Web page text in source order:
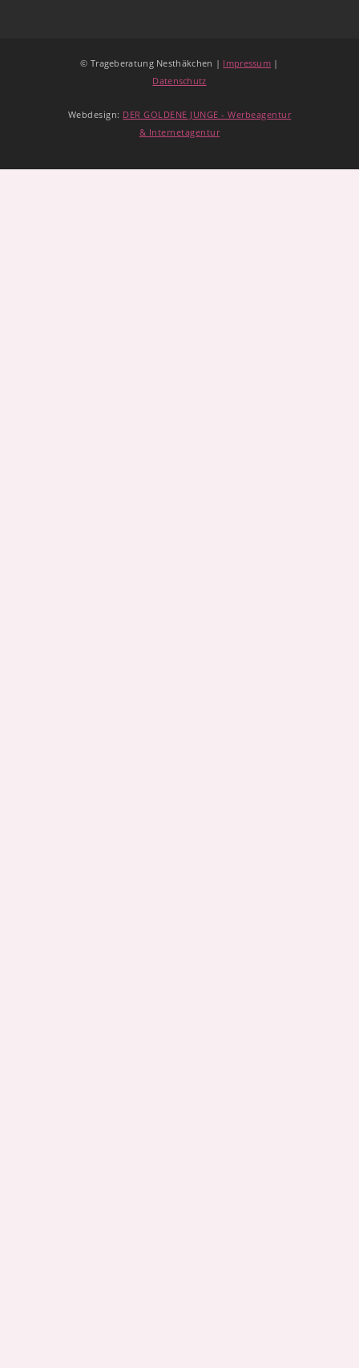
© Trageberatung Nesthäkchen | Impressum |
Datenschutz
Webdesign: DER GOLDENE JUNGE - Werbeagentur
& Internetagentur